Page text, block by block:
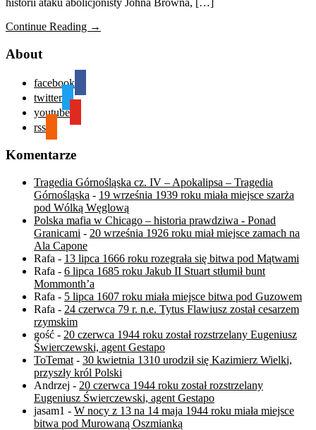
historii ataku abolicjonisty Johna Browna, […]
Continue Reading →
About
facebook
twitter
youtube
rss
Komentarze
Tragedia Górnośląska cz. IV – Apokalipsa – Tragedia
Górnośląska - 19 września 1939 roku miała miejsce szarża
pod Wólką Węglową
Polska mafia w Chicago – historia prawdziwa - Ponad
Granicami - 20 września 1926 roku miał miejsce zamach na
Ala Capone
Rafa - 13 lipca 1666 roku rozegrała się bitwa pod Mątwami
Rafa - 6 lipca 1685 roku Jakub II Stuart stłumił bunt
Mommonth’a
Rafa - 5 lipca 1607 roku miała miejsce bitwa pod Guzowem
Rafa - 24 czerwca 79 r. n.e. Tytus Flawiusz został cesarzem
rzymskim
gość - 20 czerwca 1944 roku został rozstrzelany Eugeniusz
Świerczewski, agent Gestapo
ToTemat - 30 kwietnia 1310 urodził się Kazimierz Wielki,
przyszły król Polski
Andrzej - 20 czerwca 1944 roku został rozstrzelany
Eugeniusz Świerczewski, agent Gestapo
jasam1 - W nocy z 13 na 14 maja 1944 roku miała miejsce
bitwa pod Murowaną Oszmianką